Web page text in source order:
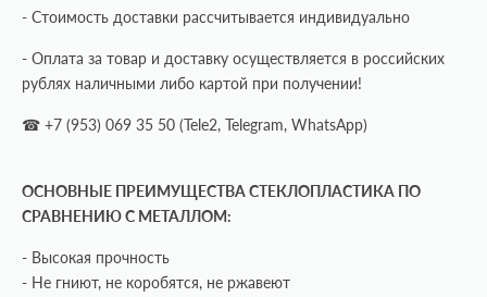
- Стоимость доставки рассчитывается индивидуально
- Оплата за товар и доставку осуществляется в российских
рублях наличными либо картой при получении!
☎ +7 (953) 069 35 50 (Tele2, Telegram, WhatsApp)
ОСНОВНЫЕ ПРЕИМУЩЕСТВА СТЕКЛОПЛАСТИКА ПО
СРАВНЕНИЮ С МЕТАЛЛОМ:
- Высокая прочность
- Не гниют, не коробятся, не ржавеют